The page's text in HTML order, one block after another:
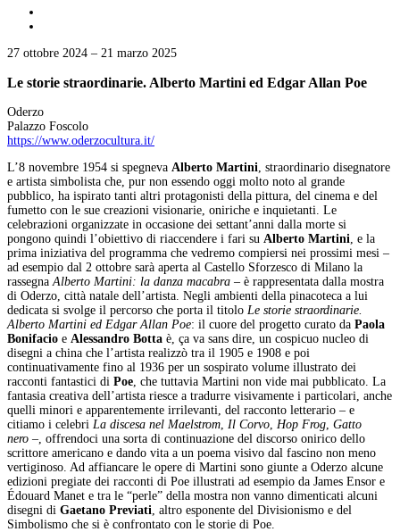
27 ottobre 2024 – 21 marzo 2025
Le storie straordinarie. Alberto Martini ed Edgar Allan Poe
Oderzo
Palazzo Foscolo
https://www.oderzocultura.it/
L’8 novembre 1954 si spegneva Alberto Martini , straordinario disegnatore
e artista simbolista che, pur non essendo oggi molto noto al grande
pubblico, ha ispirato tanti altri protagonisti della pittura, del cinema e del
fumetto con le sue creazioni visionarie, oniriche e inquietanti. Le
celebrazioni organizzate in occasione dei settant’anni dalla morte si
pongono quindi l’obiettivo di riaccendere i fari su Alberto Martini , e la
prima iniziativa del programma che vedremo compiersi nei prossimi mesi –
ad esempio dal 2 ottobre sarà aperta al Castello Sforzesco di Milano la
rassegna Alberto Martini: la danza macabra – è rappresentata dalla mostra
di Oderzo, città natale dell’artista. Negli ambienti della pinacoteca a lui
dedicata si svolge il percorso che porta il titolo Le storie straordinarie.
Alberto Martini ed Edgar Allan Poe: il cuore del progetto curato da Paola
Bonifacio e Alessandro Botta è, ça va sans dire, un cospicuo nucleo di
disegni a china che l’artista realizzò tra il 1905 e 1908 e poi
continuativamente fino al 1936 per un sospirato volume illustrato dei
racconti fantastici di Poe , che tuttavia Martini non vide mai pubblicato. La
fantasia creativa dell’artista riesce a tradurre visivamente i particolari, anche
quelli minori e apparentemente irrilevanti, del racconto letterario – e
citiamo i celebri La discesa nel Maelstrom Il Corvo Hop Frog Gatto
nero –, offrendoci una sorta di continuazione del discorso onirico dello
scrittore americano e dando vita a un poema visivo dal fascino non meno
vertiginoso. Ad affiancare le opere di Martini sono giunte a Oderzo alcune
edizioni pregiate dei racconti di Poe illustrati ad esempio da James Ensor e
Édouard Manet e tra le “perle” della mostra non vanno dimenticati alcuni
disegni di Gaetano Previati , altro esponente del Divisionismo e del
Simbolismo che si è confrontato con le storie di Poe.